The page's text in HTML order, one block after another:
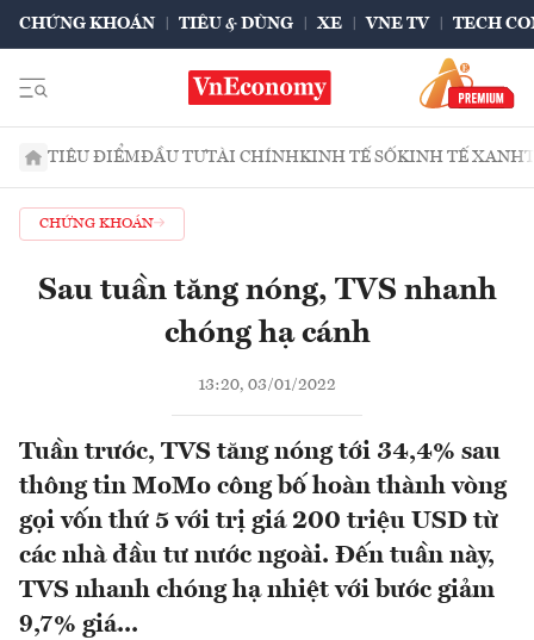
CHỨNG KHOÁN TIÊU & DÙNG XE VNE TV TECH
TIÊU ĐIỂMĐẦU TƯTÀI CHÍNHKINH TẾ SỐKINH TẾ XANH
CHỨNG KHOÁN
Sau tuần tăng nóng, TVS nhanh
chóng hạ cánh
13:20, 03/01/2022
Tuần trước, TVS tăng nóng tới 34,4% sau
thông tin MoMo công bố hoàn thành vòng
gọi vốn thứ 5 với trị giá 200 triệu USD từ
các nhà đầu tư nước ngoài. Đến tuần này,
TVS nhanh chóng hạ nhiệt với bước giảm
9,7% giá...